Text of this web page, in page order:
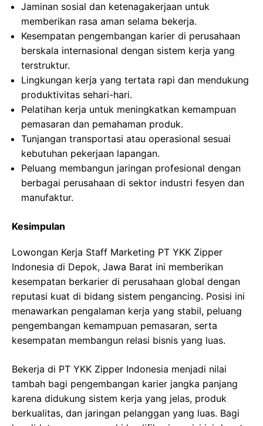
Jaminan sosial dan ketenagakerjaan untuk
memberikan rasa aman selama bekerja.
Kesempatan pengembangan karier di perusahaan
berskala internasional dengan sistem kerja yang
terstruktur.
Lingkungan kerja yang tertata rapi dan mendukung
produktivitas sehari-hari.
Pelatihan kerja untuk meningkatkan kemampuan
pemasaran dan pemahaman produk.
Tunjangan transportasi atau operasional sesuai
kebutuhan pekerjaan lapangan.
Peluang membangun jaringan profesional dengan
berbagai perusahaan di sektor industri fesyen dan
manufaktur.
Kesimpulan
Lowongan Kerja Staff Marketing PT YKK Zipper
Indonesia di Depok, Jawa Barat ini memberikan
kesempatan berkarier di perusahaan global dengan
reputasi kuat di bidang sistem pengancing. Posisi ini
menawarkan pengalaman kerja yang stabil, peluang
pengembangan kemampuan pemasaran, serta
kesempatan membangun relasi bisnis yang luas.
Bekerja di PT YKK Zipper Indonesia menjadi nilai
tambah bagi pengembangan karier jangka panjang
karena didukung sistem kerja yang jelas, produk
berkualitas, dan jaringan pelanggan yang luas. Bagi